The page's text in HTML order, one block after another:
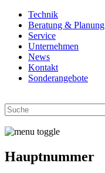
Technik
Beratung & Planung
Service
Unternehmen
News
Kontakt
Sonderangebote
Hauptnummer